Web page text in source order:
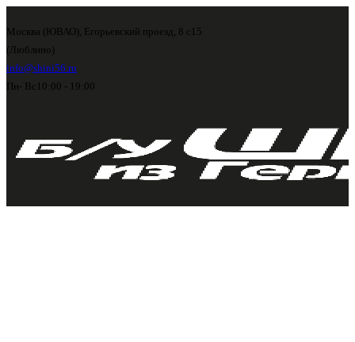
Москва (ЮВАО), Егорьевский проезд, 8 с15
(Люблино)
info@shini56.ru
Пн- Вс 10:00 - 19:00